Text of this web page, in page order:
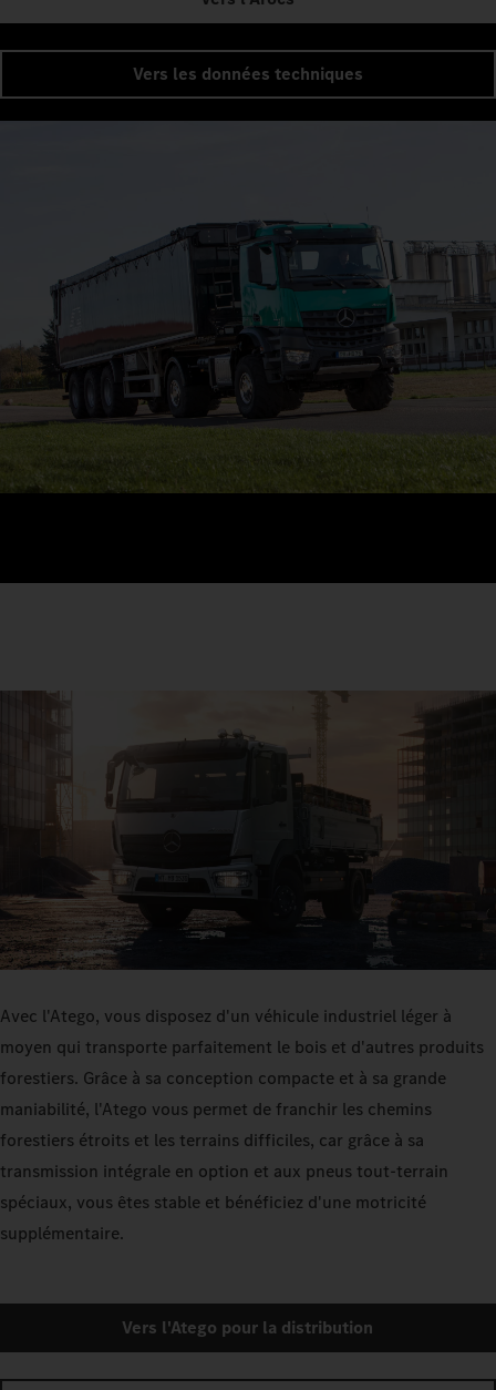
Vers les données techniques
Avec l'Atego, vous disposez d'un véhicule industriel léger à
moyen qui transporte parfaitement le bois et d'autres produits
forestiers. Grâce à sa conception compacte et à sa grande
maniabilité, l'Atego vous permet de franchir les chemins
forestiers étroits et les terrains difficiles, car grâce à sa
transmission intégrale en option et aux pneus tout-terrain
spéciaux, vous êtes stable et bénéficiez d'une motricité
supplémentaire.
Vers l'Atego pour la distribution